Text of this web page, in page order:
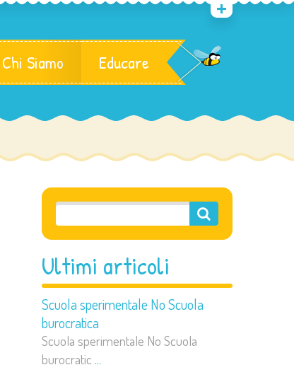
Chi Siamo Educare
Ultimi articoli
Scuola sperimentale No Scuola
burocratica
Scuola sperimentale No Scuola
burocratic ...